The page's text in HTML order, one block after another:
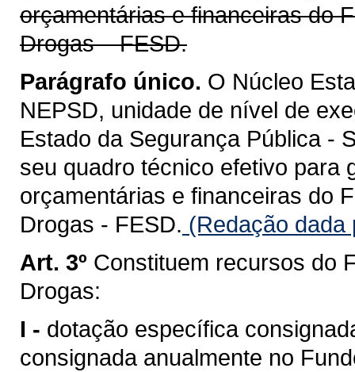
orçamentárias e financeiras do
Drogas – FESD.
Parágrafo único. O Núcleo
NEPSD, unidade de nível de
Estado da Segurança Pública -
seu quadro técnico efetivo para
orçamentárias e financeiras do
Drogas - FESD. (Redação dada
Art. 3º Constituem recursos do
Drogas:
I - dotação específica
consignada anualmente no